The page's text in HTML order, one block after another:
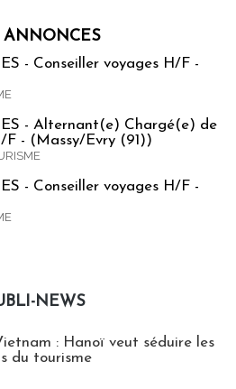
ANNONCES
- Conseiller voyages H/F -
- Alternant(e) Chargé(e) de
F - (Massy/Evry (91))
- Conseiller voyages H/F -
NEWS
: Hanoï veut séduire les
du tourisme